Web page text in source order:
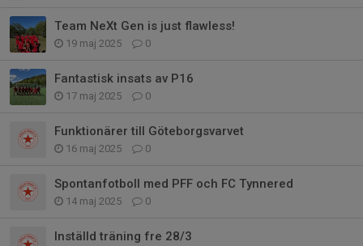
Team NeXt Gen is just flawless!
19 maj 2025 0
Fantastisk insats av P16
17 maj 2025 0
Funktionärer till Göteborgsvarvet
16 maj 2025 0
Spontanfotboll med PFF och FC Tynnered
14 maj 2025 0
Inställd träning fre 28/3